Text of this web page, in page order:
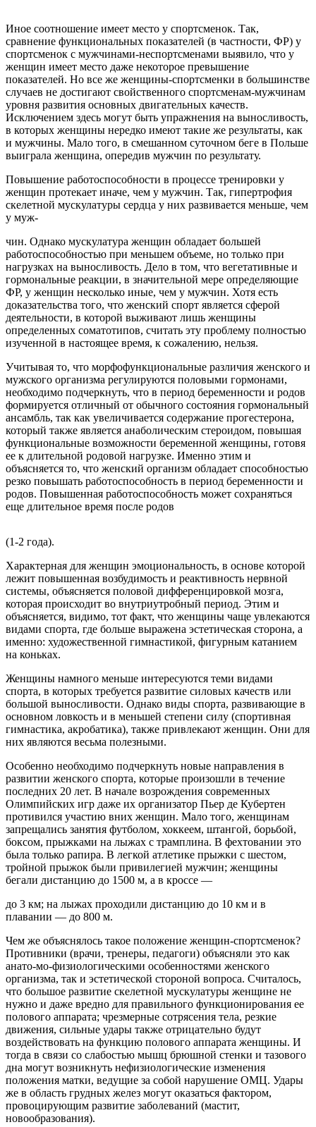
Иное соотношение имеет место у спортсменок. Так,
сравнение функциональных показателей (в частности, ФР) у
спортсменок с мужчинами-неспортсменами выявило, что у
женщин имеет место даже некоторое превышение
показателей. Но все же женщины-спортсменки в большинстве
случаев не достигают свойственного спортсменам-мужчинам
уровня развития основных двигательных качеств.
Исключением здесь могут быть упражнения на выносливость,
в которых женщины нередко имеют такие же результаты, как
и мужчины. Мало того, в смешанном суточном беге в Польше
выиграла женщина, опередив мужчин по результату.
Повышение работоспособности в процессе тренировки у
женщин протекает иначе, чем у мужчин. Так, гипертрофия
скелетной мускулатуры сердца у них развивается меньше, чем
у муж-
чин. Однако мускулатура женщин обладает большей
работоспособностью при меньшем объеме, но только при
нагрузках на выносливость. Дело в том, что вегетативные и
гормональные реакции, в значительной мере определяющие
ФР, у женщин несколько иные, чем у мужчин. Хотя есть
доказательства того, что женский спорт является сферой
деятельности, в которой выживают лишь женщины
определенных соматотипов, считать эту проблему полностью
изученной в настоящее время, к сожалению, нельзя.
Учитывая то, что морфофункциональные различия женского и
мужского организма регулируются половыми гормонами,
необходимо подчеркнуть, что в период беременности и родов
формируется отличный от обычного состояния гормональный
ансамбль, так как увеличивается содержание прогестерона,
который также является анаболическим стероидом, повышая
функциональные возможности беременной женщины, готовя
ее к длительной родовой нагрузке. Именно этим и
объясняется то, что женский организм обладает способностью
резко повышать работоспособность в период беременности и
родов. Повышенная работоспособность может сохраняться
еще длительное время после родов
(1-2 года).
Характерная для женщин эмоциональность, в основе которой
лежит повышенная возбудимость и реактивность нервной
системы, объясняется половой дифференцировкой мозга,
которая происходит во внутриутробный период. Этим и
объясняется, видимо, тот факт, что женщины чаще увлекаются
видами спорта, где больше выражена эстетическая сторона, а
именно: художественной гимнастикой, фигурным катанием
на коньках.
Женщины намного меньше интересуются теми видами
спорта, в которых требуется развитие силовых качеств или
большой выносливости. Однако виды спорта, развивающие в
основном ловкость и в меньшей степени силу (спортивная
гимнастика, акробатика), также привлекают женщин. Они для
них являются весьма полезными.
Особенно необходимо подчеркнуть новые направления в
развитии женского спорта, которые произошли в течение
последних 20 лет. В начале возрождения современных
Олимпийских игр даже их организатор Пьер де Кубертен
противился участию вних женщин. Мало того, женщинам
запрещались занятия футболом, хоккеем, штангой, борьбой,
боксом, прыжками на лыжах с трамплина. В фехтовании это
была только рапира. В легкой атлетике прыжки с шестом,
тройной прыжок были привилегией мужчин; женщины
бегали дистанцию до 1500 м, а в кроссе —
до 3 км; на лыжах проходили дистанцию до 10 км и в
плавании — до 800 м.
Чем же объяснялось такое положение женщин-спортсменок?
Противники (врачи, тренеры, педагоги) объясняли это как
анато-мо-физиологическими особенностями женского
организма, так и эстетической стороной вопроса. Считалось,
что большое развитие скелетной мускулатуры женщине не
нужно и даже вредно для правильного функционирования ее
полового аппарата; чрезмерные сотрясения тела, резкие
движения, сильные удары также отрицательно будут
воздействовать на функцию полового аппарата женщины. И
тогда в связи со слабостью мышц брюшной стенки и тазового
дна могут возникнуть нефизиологические изменения
положения матки, ведущие за собой нарушение ОМЦ. Удары
же в область грудных желез могут оказаться фактором,
провоцирующим развитие заболеваний (мастит,
новообразования).